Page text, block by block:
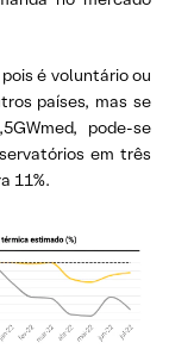
é voluntário ou
países, mas se
pode-se
em três
11%.